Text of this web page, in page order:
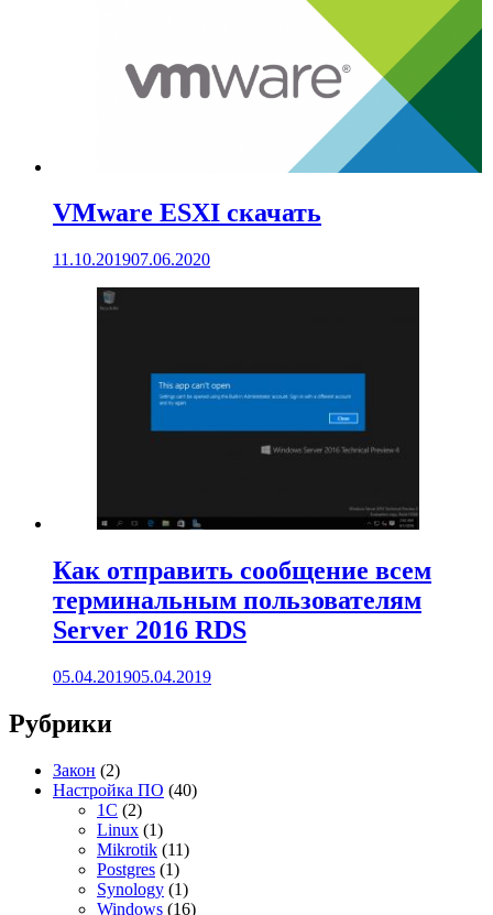
VMware ESXI скачать
11.10.201907.06.2020
Как отправить сообщение всем
терминальным пользователям
Server 2016 RDS
05.04.201905.04.2019
Рубрики
Закон (2)
Настройка ПО (40)
1C (2)
Linux (1)
Mikrotik (11)
Postgres (1)
Synology (1)
Windows (16)